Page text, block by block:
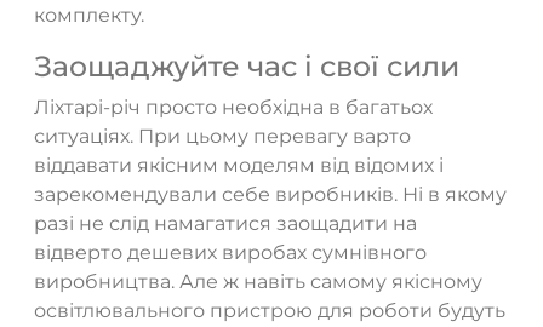
комплекту.
Заощаджуйте час і свої сили
Ліхтарі-річ просто необхідна в багатьох
ситуаціях. При цьому перевагу варто
віддавати якісним моделям від відомих і
зарекомендували себе виробників. Ні в якому
разі не слід намагатися заощадити на
відверто дешевих виробах сумнівного
виробництва. Але ж навіть самому якісному
освітлювального пристрою для роботи будуть